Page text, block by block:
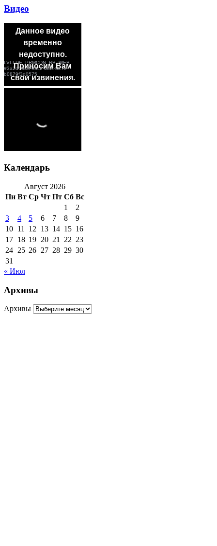
Видео
Календарь
Август 2026
Пн Вт Ср Чт Пт Сб Вс
1
2
3
4 5 6 7 8
9
10 11 12 13 14 15 16
17 18 19 20 21 22 23
24 25 26 27 28 29 30
31
« Июл
Архивы
Архивы